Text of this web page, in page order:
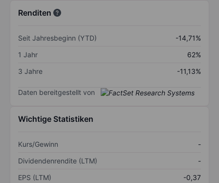
Renditen
Seit Jahresbeginn (YTD)
-14,71%
1 Jahr
62%
3 Jahre
-11,13%
Daten bereitgestellt von
Wichtige Statistiken
Kurs/Gewinn
-
Dividendenrendite (LTM)
-
EPS (LTM)
-0,37